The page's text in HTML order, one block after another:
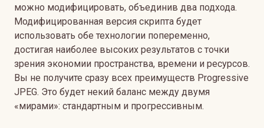
можно модифицировать, объединив два подхода.
Модифицированная версия скрипта будет
использовать обе технологии попеременно,
достигая наиболее высоких результатов с точки
зрения экономии пространства, времени и ресурсов.
Вы не получите сразу всех преимуществ Progressive
JPEG. Это будет некий баланс между двумя
«мирами»: стандартным и прогрессивным.